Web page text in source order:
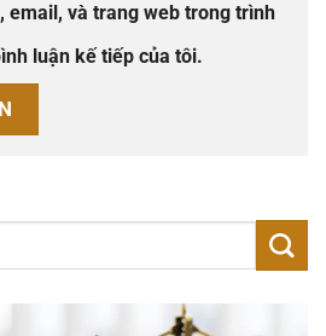
email, và trang web trong trình
luận kế tiếp của tôi.